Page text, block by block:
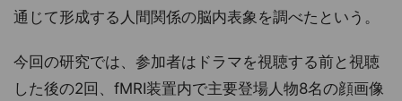
通じて形成する人間関係の脳内表象を調べたという。
今回の研究では、参加者はドラマを視聴する前と視聴
した後の2回、fMRI装置内で主要登場人物8名の顔画像